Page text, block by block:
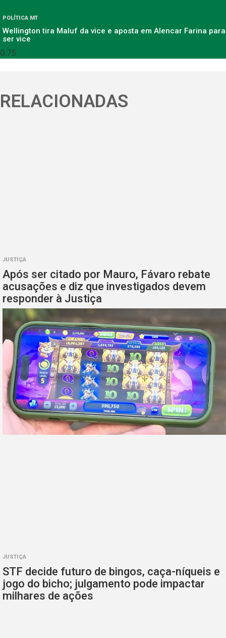
POLÍTICA MT
Wellington tira Maluf da vice e aposta em Alencar Farina para
ser vice
RELACIONADAS
JUSTIÇA
Após ser citado por Mauro, Fávaro rebate
acusações e diz que investigados devem
responder à Justiça
JUSTIÇA
STF decide futuro de bingos, caça-níqueis e
jogo do bicho; julgamento pode impactar
milhares de ações